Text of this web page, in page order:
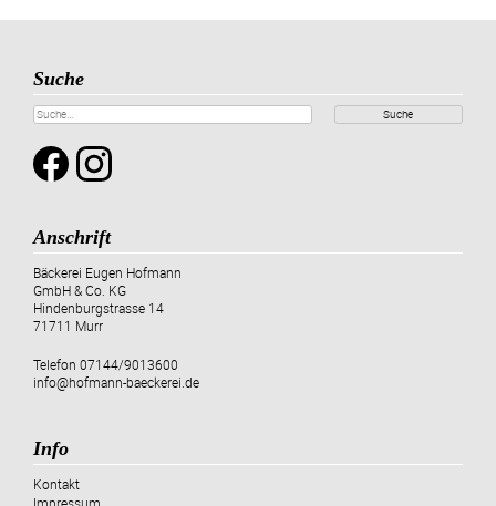
Info
Kontakt
Anschrift
Bäckerei Eugen Hofmann
GmbH & Co. KG
Hindenburgstrasse 14
71711 Murr
Telefon 07144/9013600
info@hofmann-baeckerei.de
Suche
Suche